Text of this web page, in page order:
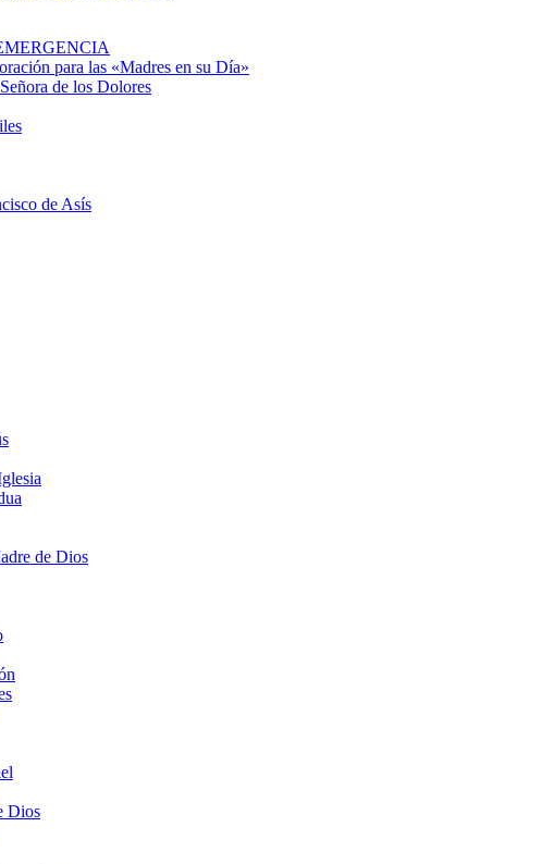
para las «Madres en su Día»
de los Dolores
de Asís
de Dios
Dios